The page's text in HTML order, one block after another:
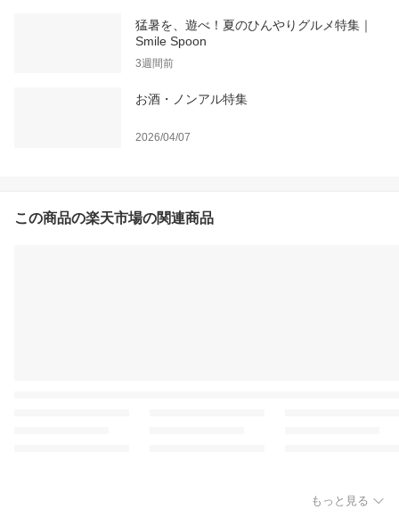
猛暑を、遊べ！夏のひんやりグルメ特集｜
Smile Spoon
3週間前
お酒・ノンアル特集
2026/04/07
この商品の楽天市場の関連商品
もっと見る